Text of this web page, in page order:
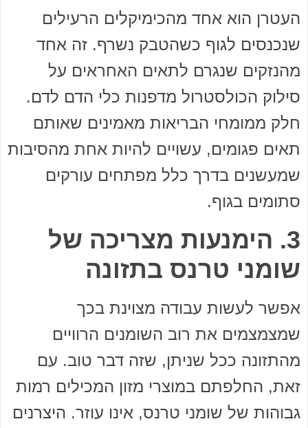
העטרן הוא אחד מהכימיקלים הרעילים
שנכנסים לגוף כשהטבק נשרף. זה אחד
מהנזקים שנגרם לתאים האחראים על
סילוק הכולסטרול מדפנות כלי הדם לדם.
חלק ממומחי הבריאות מאמינים שאותם
תאים פגומים, עשויים להיות אחת מהסיבות
שמעשנים בדרך כלל מפתחים עורקים
סתומים בגוף.
3. הימנעות מצריכה של
שומני טרנס בתזונה
אפשר לעשות עבודה מצוינת בכך
שמצמצמים את רוב השומנים הרוויים
מהתזונה ככל שניתן, שזה דבר טוב. עם
זאת, החלפתם במוצרי מזון המכילים רמות
גבוהות של שומני טרנס, אינו עוזר. היצרנים